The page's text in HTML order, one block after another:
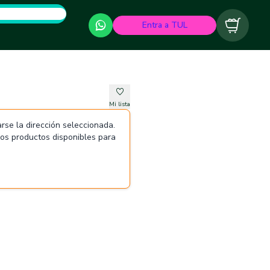
Entra a TUL Carrito
Mi lista
la dirección seleccionada.
productos disponibles para